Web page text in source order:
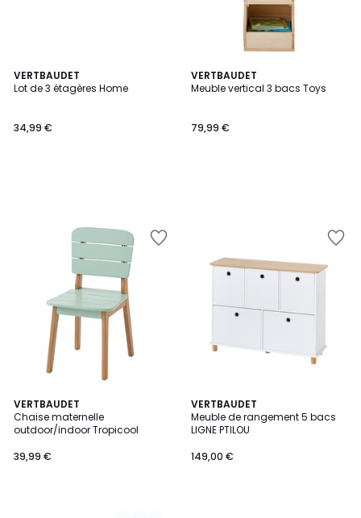
VERTBAUDET
Lot de 3 étagères Home
34,99 €
VERTBAUDET
Meuble vertical 3 bacs Toys
79,99 €
VERTBAUDET
Chaise maternelle
outdoor/indoor Tropicool
39,99 €
2
Couleurs
VERTBAUDET
Meuble de rangement 5 bacs
LIGNE PTILOU
149,00 €